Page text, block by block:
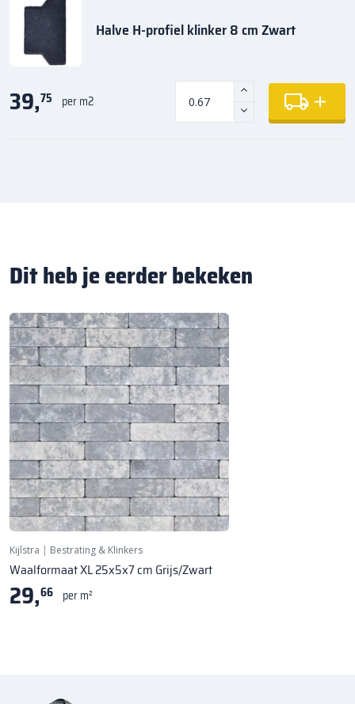
Halve H-profiel klinker 8 cm Zwart
39,75 per m2
Dit heb je eerder bekeken
Kijlstra | Bestrating & Klinkers
Waalformaat XL 25x5x7 cm Grijs/Zwart
29,66 per m²